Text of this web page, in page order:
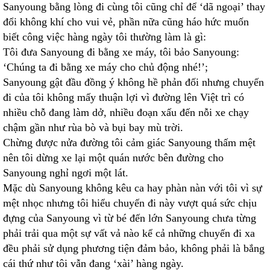
Sanyoung bằng lòng đi cùng tôi cũng chỉ để ‘dã ngoại’ thay
đổi không khí cho vui vẻ, phần nữa cũng háo hức muốn
biết công việc hàng ngày tôi thường làm là gì:
Tôi đưa Sanyoung đi bằng xe máy, tôi bảo Sanyoung:
‘Chúng ta đi bằng xe máy cho chủ động nhé!’;
Sanyoung gật đầu đồng ý không hề phản đối nhưng chuyến
đi của tôi không mấy thuận lợi vì đường lên Việt trì có
nhiều chỗ đang làm dở, nhiều đoạn xấu đến nỗi xe chạy
chậm gần như rùa bò và bụi bay mù trời.
Chừng được nửa đường tôi cảm giác Sanyoung thấm mệt
nên tôi dừng xe lại một quán nước bên đường cho
Sanyoung nghỉ ngơi một lát.
Mặc dù Sanyoung không kêu ca hay phàn nàn với tôi vì sự
mệt nhọc nhưng tôi hiểu chuyến đi này vượt quá sức chịu
đựng của Sanyoung vì từ bé đến lớn Sanyoung chưa từng
phải trải qua một sự vất vả nào kể cả những chuyến đi xa
đều phải sử dụng phương tiện đảm bảo, không phải là bắng
cái thứ như tôi vẫn đang ‘xài’ hàng ngày.